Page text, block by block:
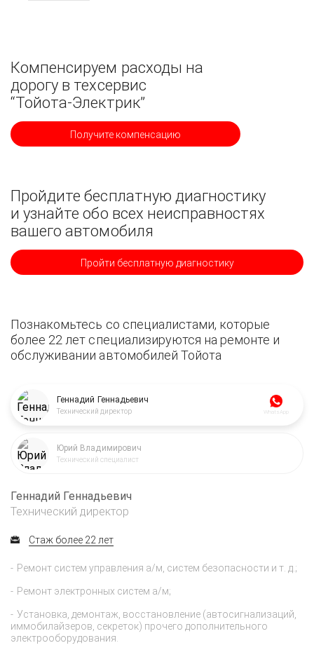
Компенсируем расходы на
дорогу в техсервис
“Тойота-Электрик”
Получите компенсацию
Пройдите бесплатную диагностику
и узнайте обо всех неисправностях
вашего автомобиля
Пройти бесплатную диагностику
Познакомьтесь со специалистами, которые
более 22 лет специализируются на ремонте и
обслуживании автомобилей Тойота
Геннадий Геннадьевич
Технический директор WhatsApp
Юрий Владимирович
Технический специалист
Геннадий Геннадьевич
Технический директор
Стаж более 22 лет
Ремонт систем управления а/м, систем безопасности и т. д.;
Ремонт электронных систем а/м;
Установка, демонтаж, восстановление (автосигнализаций,
иммобилайзеров, секреток) прочего дополнительного
электрооборудования.